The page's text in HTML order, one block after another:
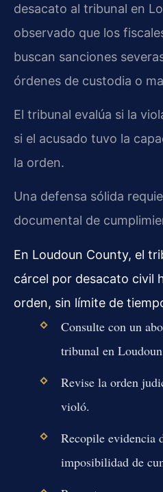
desacato al tribunal en
observado que los
buscan sanciones
órdenes de custodia o
El tribunal evalúa si la
si el acusado tuvo la
la orden.
Una defensa sólida
documental de
En Loudoun County, el
cárcel por desacato civil
orden, sin límite de
Consulte con un
tribunal en
Revise la orden
violó.
Recopile evidencia
imposibilidad de